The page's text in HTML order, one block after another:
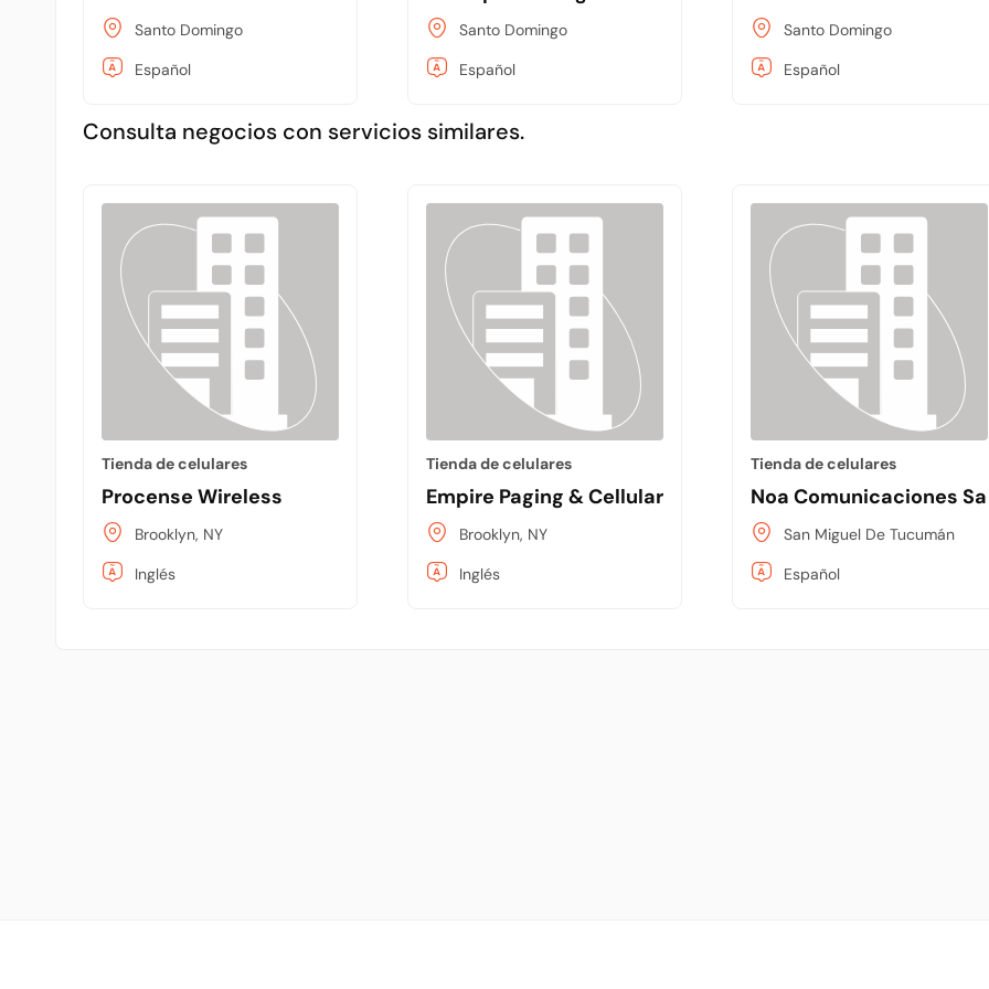
Santo Domingo
Español
Santo Domingo
Español
Santo Domingo
Español
Consulta negocios con servicios similares.
Tienda de celulares
Procense Wireless
Brooklyn, NY
Inglés
Tienda de celulares
Empire Paging & Cellular
Brooklyn, NY
Inglés
Tienda de celulares
Noa Comunicaciones Sa
San Miguel De Tucumán
Español